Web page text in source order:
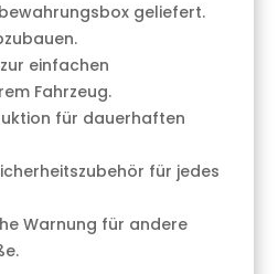
geliefert.
einfachen
Fahrzeug.
für dauerhaften
für jedes
Warnung für andere